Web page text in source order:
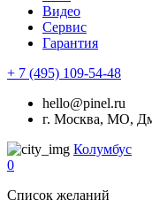
Видео
Сервис
Гарантия
+ 7 (495) 109-54-48
hello@pinel.ru
г. Москва, МО,
Колумбус
0
Список желаний